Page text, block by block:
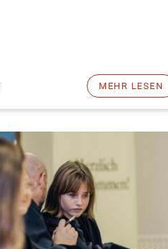
MEHR LESEN